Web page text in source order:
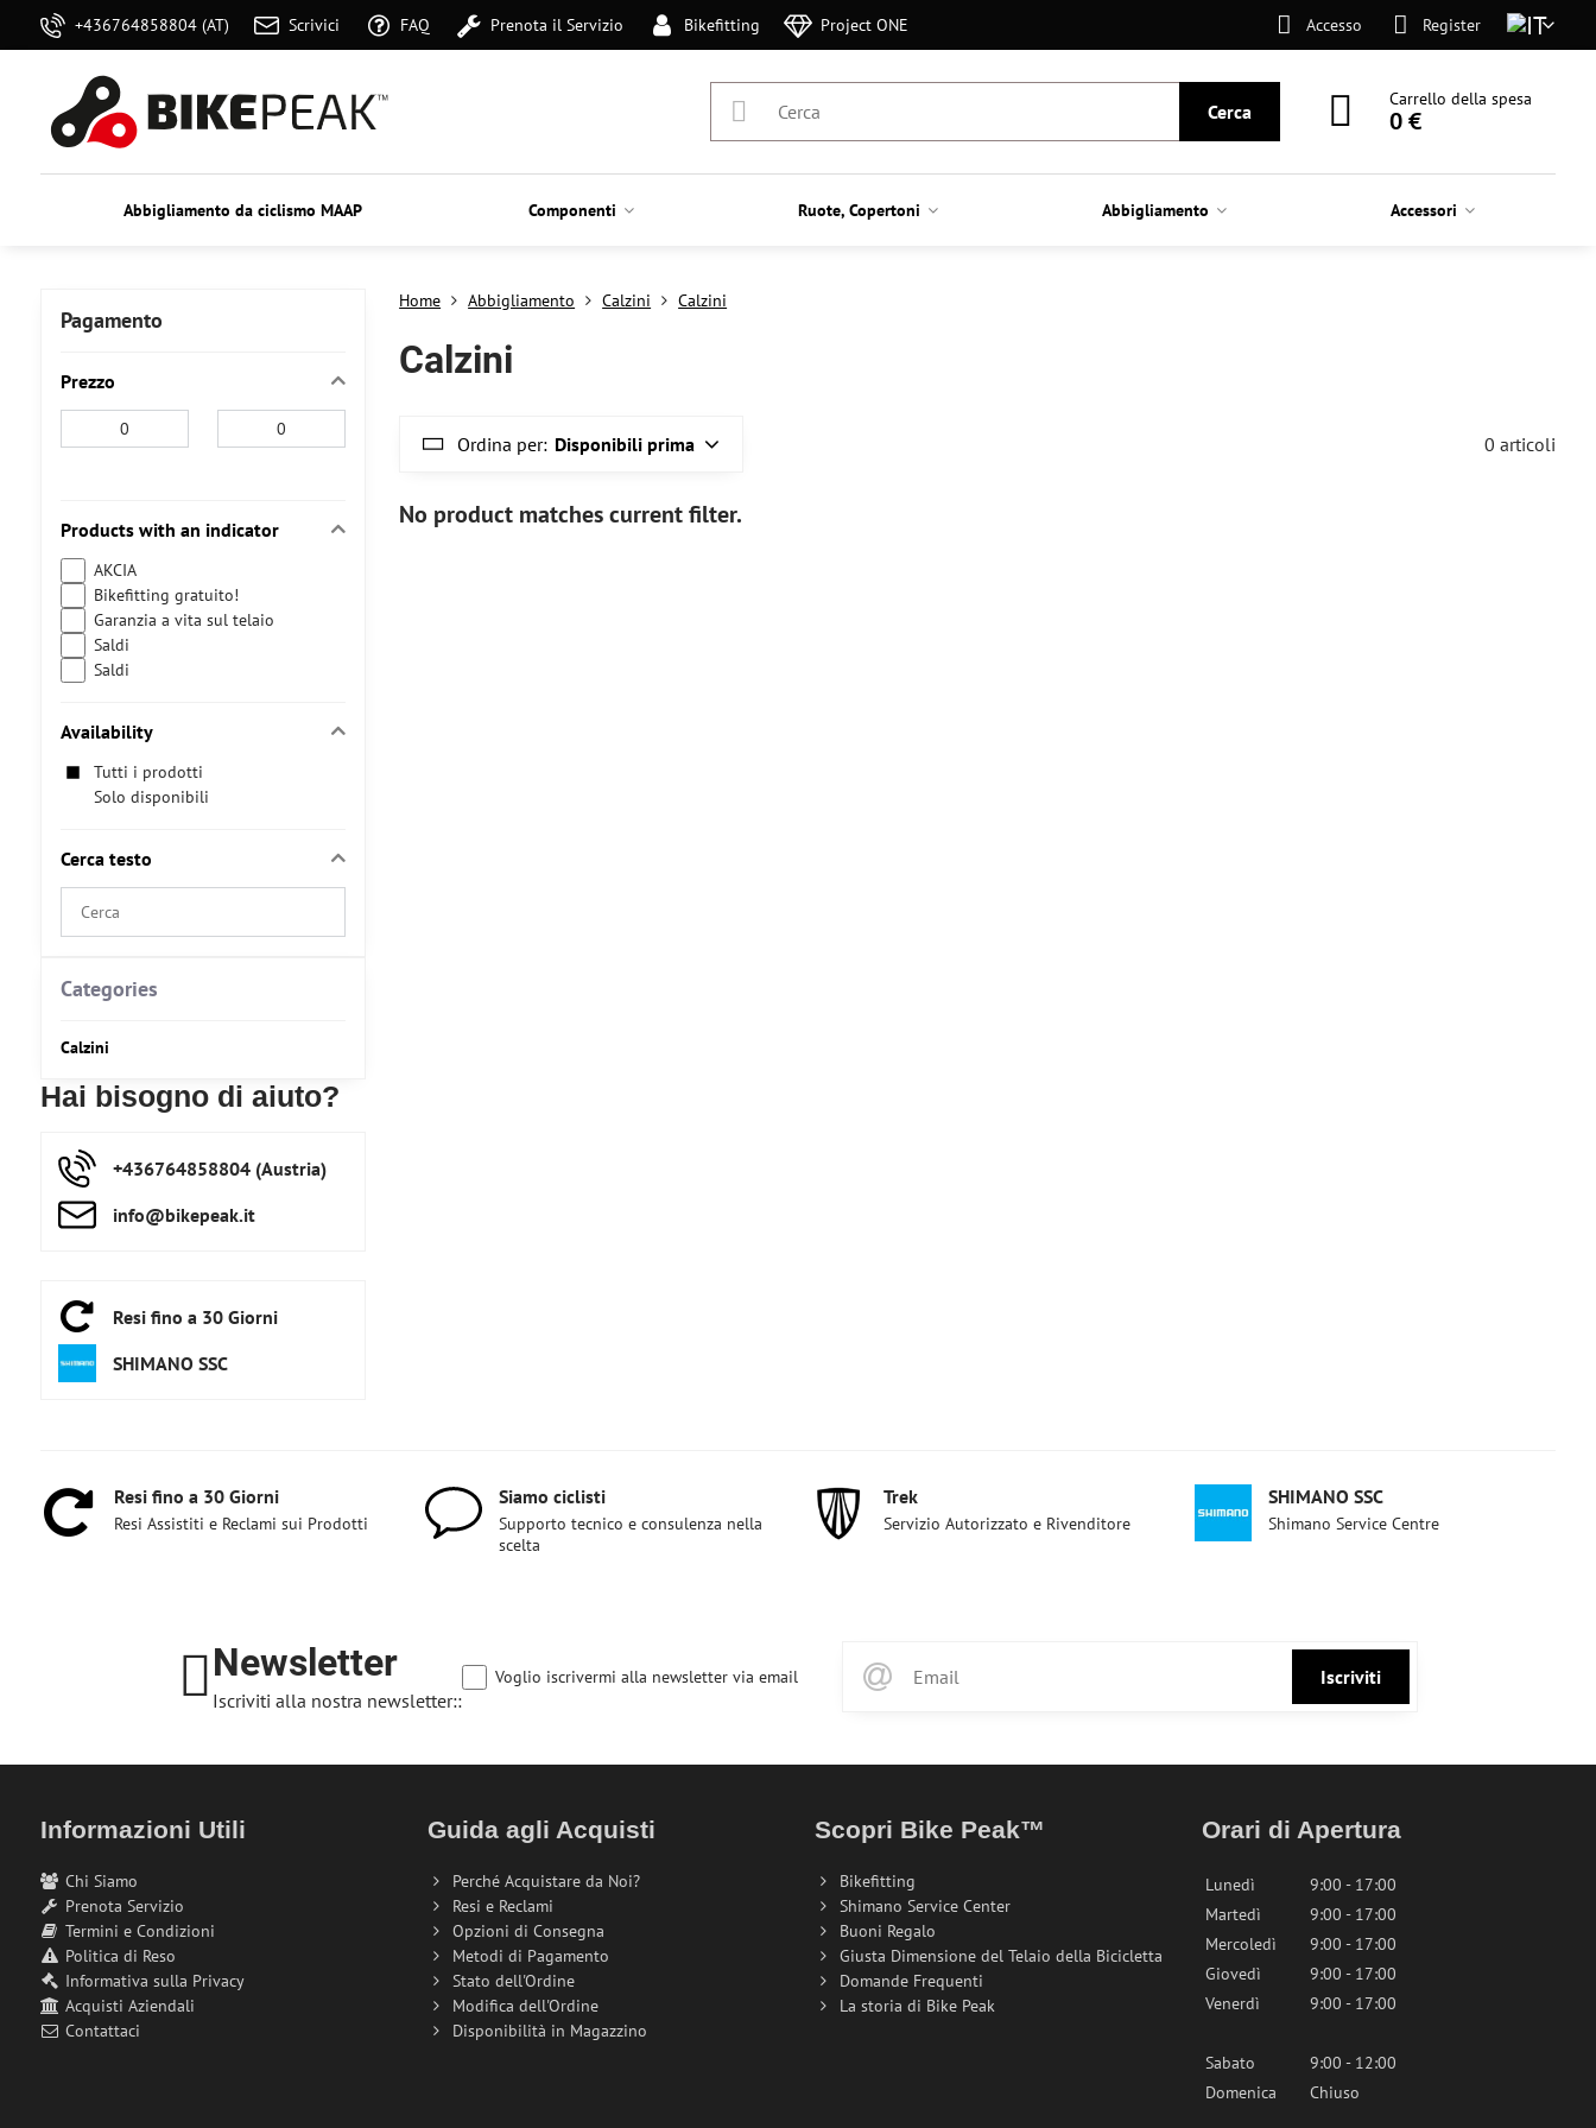
+436764858804 (AT) Scrivici FAQ Prenota il Servizio Bikefitting Project ONE Accesso Register
Cerca
Carrello della spesa
0 €
Abbigliamento da ciclismo MAAP Componenti Ruote, Copertoni Abbigliamento Accessori
Home Abbigliamento Calzini Calzini
Calzini
Ordina per: Disponibili prima 0 articoli
Pagamento
Prezzo
Products with an indicator
AKCIA
Bikefitting gratuito!
Garanzia a vita sul telaio
Saldi
Saldi
Availability
Tutti i prodotti
Solo disponibili
Cerca testo
Search
by
Hai bisogno di aiuto?
+436764858804 (Austria)
info​@bikepeak​.it
Resi fino a 30 Giorni
SHIMANO SSC
Categories
Calzini
Resi fino a 30 Giorni
Resi Assistiti e Reclami sui Prodotti
Siamo ciclisti
Supporto tecnico e consulenza nella
scelta
Trek
Servizio Autorizzato e Rivenditore
SHIMANO SSC
Shimano Service Centre
Newsletter
Iscriviti alla nostra newsletter::
Iscriviti
Voglio iscrivermi alla newsletter via email
Informazioni Utili
Chi Siamo
Prenota Servizio
Termini e Condizioni
Politica di Reso
Informativa sulla Privacy
Acquisti Aziendali
Contattaci
Guida agli Acquisti
Perché Acquistare da Noi?
Resi e Reclami
Opzioni di Consegna
Metodi di Pagamento
Stato dell'Ordine
Modifica dell'Ordine
Disponibilità in Magazzino
Scopri Bike Peak™
Bikefitting
Shimano Service Center
Buoni Regalo
Giusta Dimensione del Telaio della Bicicletta
Domande Frequenti
La storia di Bike Peak
Orari di Apertura
Lunedì
9:00 - 17:00
Martedì
9:00 - 17:00
Mercoledì
9:00 - 17:00
Giovedì
9:00 - 17:00
Venerdì
9:00 - 17:00
Sabato
9:00 - 12:00
Domenica
Chiuso